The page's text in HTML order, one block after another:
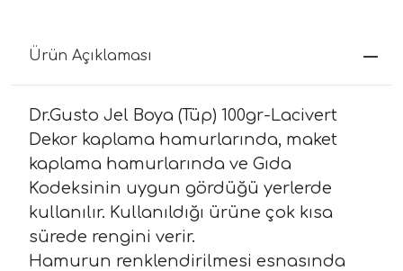
Ürün Açıklaması
Dr.Gusto Jel Boya (Tüp) 100gr-Lacivert
Dekor kaplama hamurlarında, maket
kaplama hamurlarında ve Gıda
Kodeksinin uygun gördüğü yerlerde
kullanılır. Kullanıldığı ürüne çok kısa
sürede rengini verir.
Hamurun renklendirilmesi esnasında